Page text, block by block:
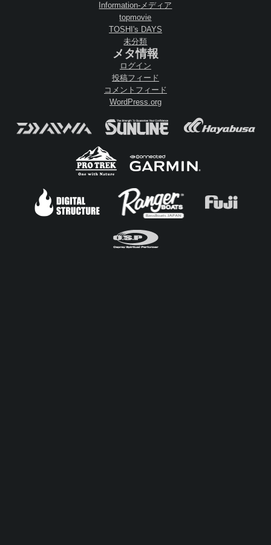
Information-メディア
topmovie
TOSHI's DAYS
未分類
メタ情報
ログイン
投稿フィード
コメントフィード
WordPress.org